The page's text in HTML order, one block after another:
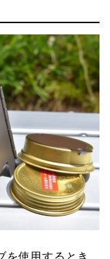
を使用するとき